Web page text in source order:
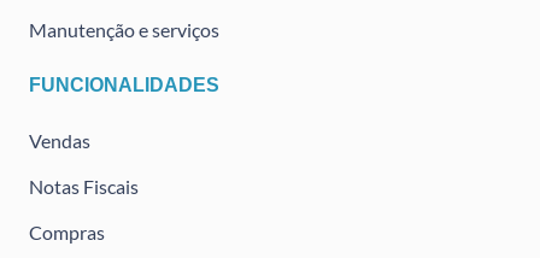
Manutenção e serviços
FUNCIONALIDADES
Vendas
Notas Fiscais
Compras